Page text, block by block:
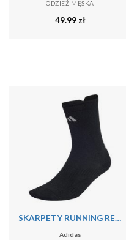
ODZIEŻ MĘSKA
49.99 zł
SKARPETY RUNNING REFLECTIVE CREW
Adidas